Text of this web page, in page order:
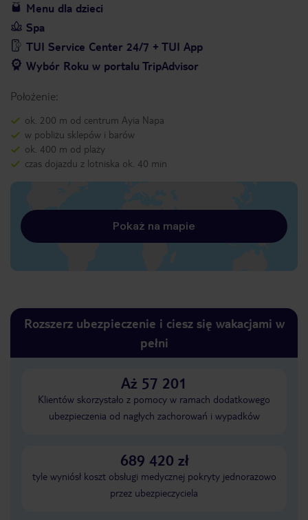
Menu dla dzieci
Spa
TUI Service Center 24/7 + TUI App
Wybór Roku w portalu TripAdvisor
Położenie:
ok. 200 m od centrum Ayia Napa
w pobliżu sklepów i barów
ok. 400 m od plaży
czas dojazdu z lotniska ok. 40 min
Pokaż na mapie
Rozszerz ubezpieczenie i ciesz się wakacjami w
pełni
Aż 57 201
Klientów skorzystało z pomocy w ramach dodatkowego
ubezpieczenia od nagłych zachorowań i wypadków
689 420 zł
tyle wyniósł koszt obsługi medycznej pokryty jednorazowo
przez ubezpieczyciela